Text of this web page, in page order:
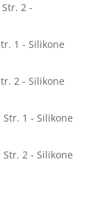
2 -
1 - Silikone
2 - Silikone
1 - Silikone
2 - Silikone